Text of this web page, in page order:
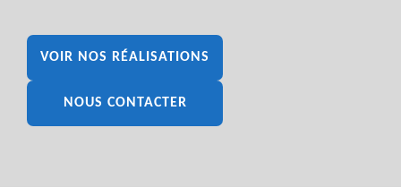
VOIR NOS RÉALISATIONS
NOUS CONTACTER